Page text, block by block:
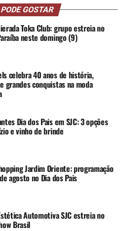
PODE GOSTAR
Toka Club: grupo estreia no
neste domingo (9)
celebra 40 anos de história,
grandes conquistas na moda
Dia dos Pais em SJC: 3 opções
e vinho de brinde
Jardim Oriente: programação
agosto no Dia dos Pais
Automotiva SJC estreia no
Brasil